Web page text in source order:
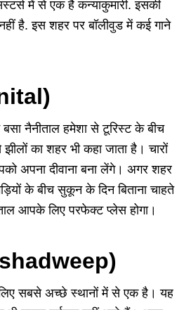
में से एक है कन्याकुमारी. इसकी
है. इस शहर पर बॉलीवुड में कई गाने
नैनीताल हमेशा से टूरिस्ट के बीच
का शहर भी कहा जाता है। चारों
अपना दीवाना बना लेंगे। अगर शहर
के बीच सुकून के दिन बिताना चाहते
आपके लिए परफेक्ट प्लेस होगा।
लिए सबसे अच्छे स्थानों में से एक है। यह